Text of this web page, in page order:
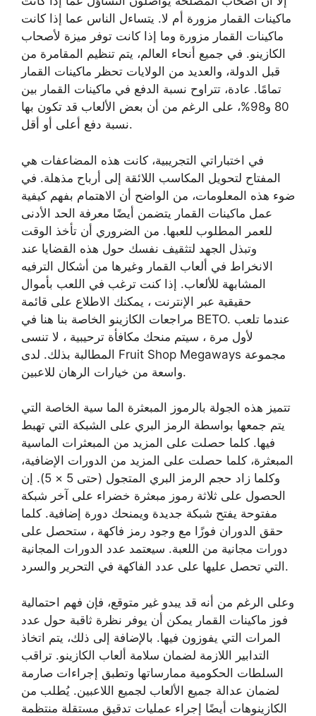
ماكينات القمار مزورة أم لا. يتساءل الناس عما إذا كانت
ماكينات القمار مزورة وما إذا كانت توفر ميزة لأصحاب
الكازينو. في جميع أنحاء العالم، يتم تنظيم المقامرة من
قبل الدولة، والعديد من الولايات تحظر ماكينات القمار
تمامًا. عادة، تتراوح نسبة الدفع في ماكينات القمار بين
80 و98%، على الرغم من أن بعض الألعاب قد تكون بها
نسبة دفع أعلى أو أقل.
في اختباراتي التجريبية، كانت هذه المضاعفات هي
المفتاح لتحويل المكاسب اللائقة إلى أرباح مذهلة. في
ضوء هذه المعلومات، من الواضح أن الاهتمام بفهم كيفية
عمل ماكينات القمار يتضمن أيضًا معرفة الحد الأدنى
للعمر المطلوب للعبها. من الضروري أن تأخذ الوقت
وتبذل الجهد لتثقيف نفسك حول هذه القضايا عند
الانخراط في ألعاب القمار وغيرها من أشكال الترفيه
المشابهة للألعاب. إذا كنت ترغب في اللعب بأموال
حقيقية عبر الإنترنت ، يمكنك الاطلاع على قائمة
مراجعات الكازينو الخاصة بنا هنا في BETO. عندما تلعب
لأول مرة ، سيتم منحك مكافأة ترحيبية ، لا تنسى
المطالبة بذلك. لدى Fruit Shop Megaways مجموعة
واسعة من خيارات الرهان للاعبين.
تتميز هذه الجولة بالرموز المبعثرة الما سية الخاصة التي
يتم جمعها بواسطة الرمز البري على الشبكة التي تهبط
فيها. كلما حصلت على المزيد من المبعثرات الماسية
المبعثرة، كلما حصلت على المزيد من الدورات الإضافية،
وكلما زاد حجم الرمز البري المتجول (حتى 5 × 5). إن
الحصول على ثلاثة رموز مبعثرة خضراء على آخر شبكة
مفتوحة يفتح شبكة جديدة ويمنحك دورة إضافية. كلما
حقق الدوران فوزًا مع وجود رمز فاكهة ، ستحصل على
دورات مجانية من اللعبة. سيعتمد عدد الدورات المجانية
التي تحصل عليها على عدد الفاكهة في التحرير والسرد.
وعلى الرغم من أنه قد يبدو غير متوقع، فإن فهم احتمالية
فوز ماكينات القمار يمكن أن يوفر نظرة ثاقبة حول عدد
المرات التي يفوزون فيها. بالإضافة إلى ذلك، يتم اتخاذ
التدابير اللازمة لضمان سلامة ألعاب الكازينو. تراقب
السلطات الحكومية ممارساتها وتطبق إجراءات صارمة
لضمان عدالة جميع الألعاب لجميع اللاعبين. يُطلب من
الكازينوهات أيضًا إجراء عمليات تدقيق مستقلة منتظمة